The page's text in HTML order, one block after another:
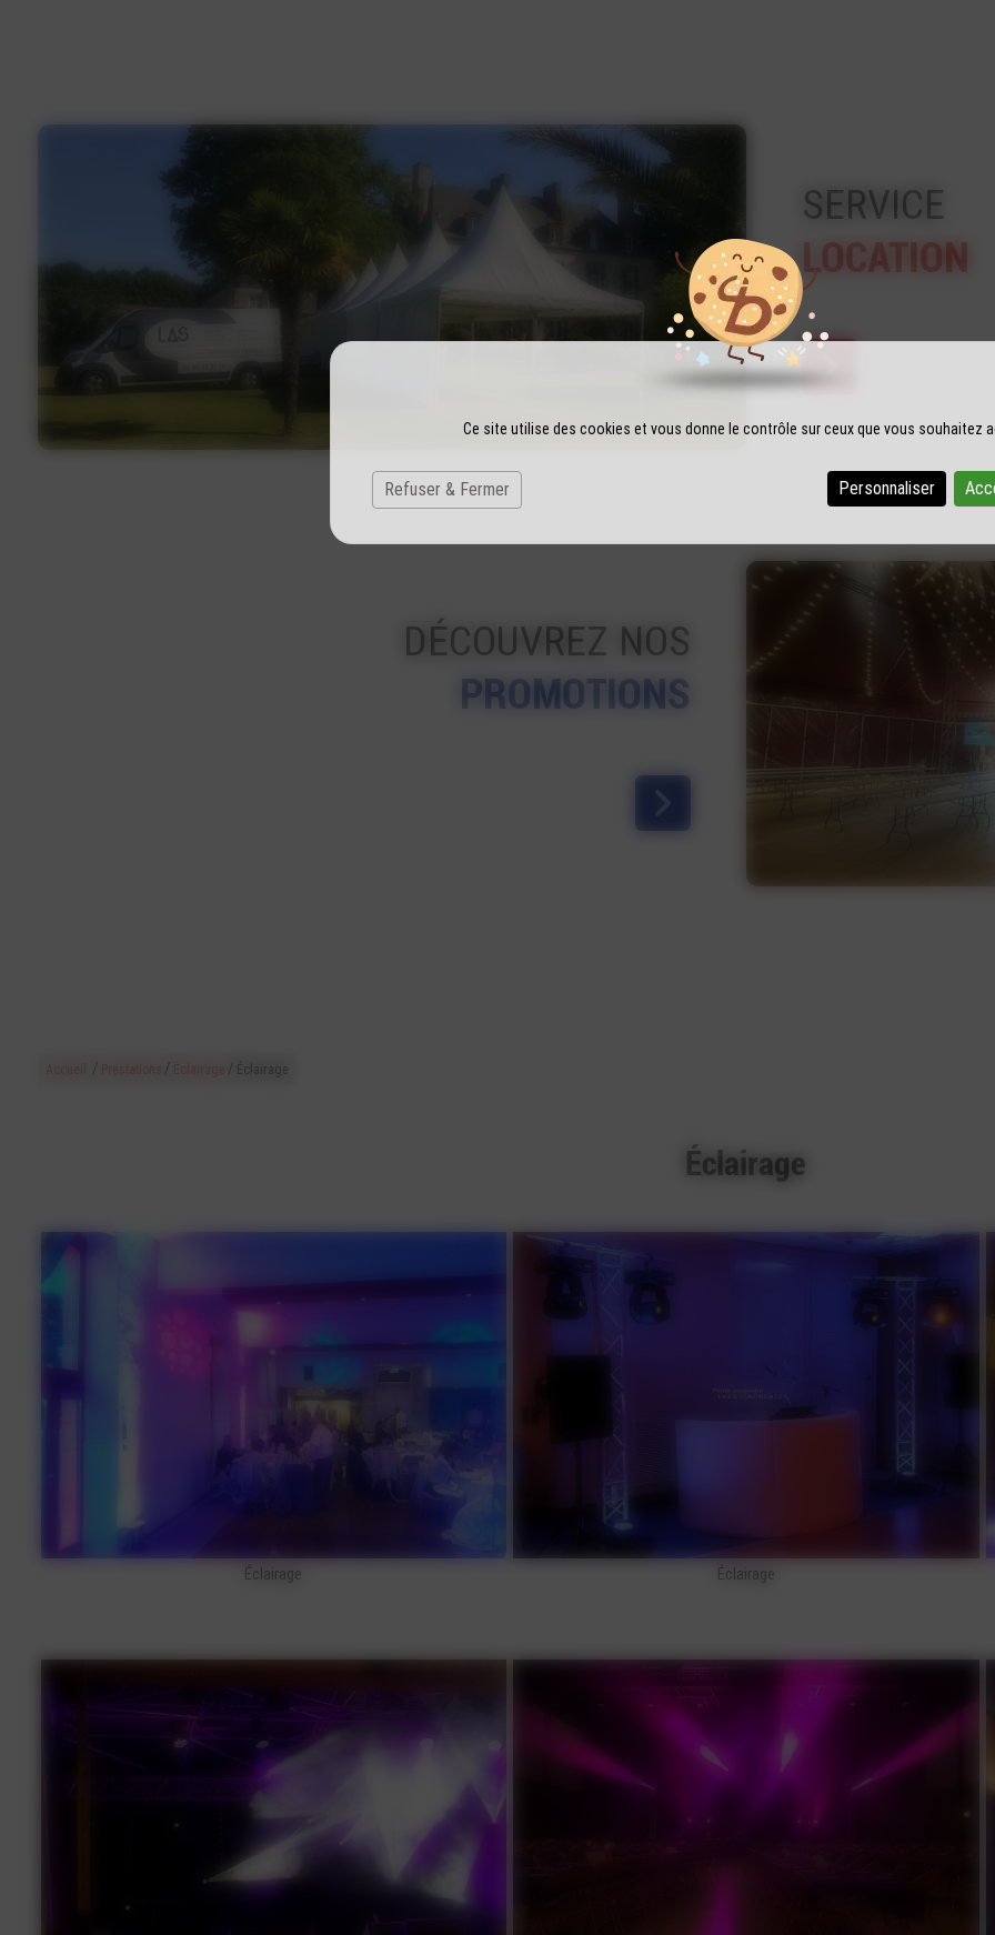
Ce site utilise des cookies et vous donne le contrôle sur ceux que vous souhaitez
Refuser & Fermer Personnaliser
SERVICE
LOCATION
DÉCOUVREZ NOS
PROMOTIONS
Éclairage
Éclairage Éclairage